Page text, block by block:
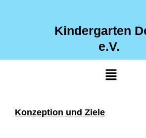
Kindergarten
e.V.
Menü
Konzeption und Ziele